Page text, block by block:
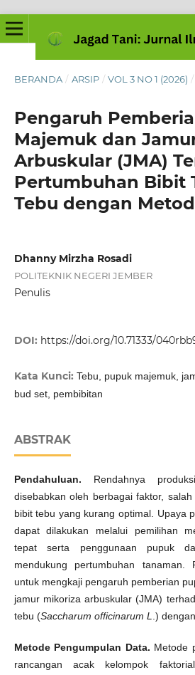
BERANDA / ARSIP / VOL 3 NO 1 (2026) /
Pengaruh
Majemuk dan
Arbuskular (JMA)
Pertumbuhan Bibit
Tebu dengan
Dhanny Mirzha Rosadi
POLITEKNIK NEGERI JEMBER
Penulis
DOI: https://doi.org/10.71333/
Kata Kunci: Tebu, pupuk majemuk,
bud set, pembibitan
ABSTRAK
Pendahuluan. Rendahnya
disebabkan oleh berbagai faktor,
bibit tebu yang kurang optimal. Upaya
dapat dilakukan melalui pemilihan
tepat serta penggunaan pupuk
mendukung pertumbuhan tanaman.
untuk mengkaji pengaruh pemberian
jamur mikoriza arbuskular (JMA)
tebu (Saccharum officinarum L .)
Metode Pengumpulan Data. Metode
rancangan acak kelompok